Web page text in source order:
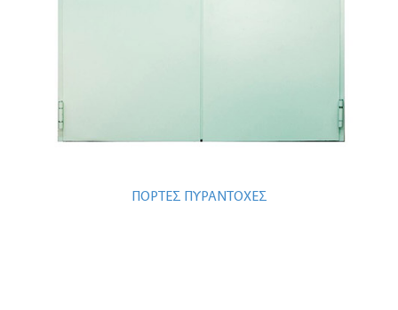
ΠΟΡΤΕΣ ΠΥΡΑΝΤΟΧΕΣ